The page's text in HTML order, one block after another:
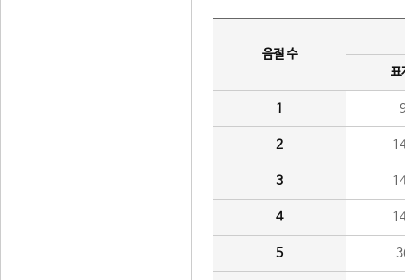
음절 수
표
1
2
3
4
5